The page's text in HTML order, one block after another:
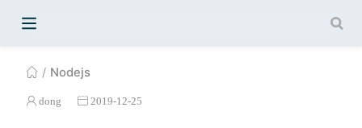
Nodejs
dong 2019-12-25